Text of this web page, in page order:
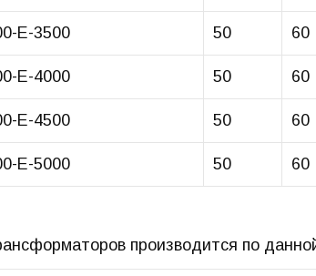
E-3500 50 60
E-4000 50 60
E-4500 50 60
E-5000 50 60
производится по